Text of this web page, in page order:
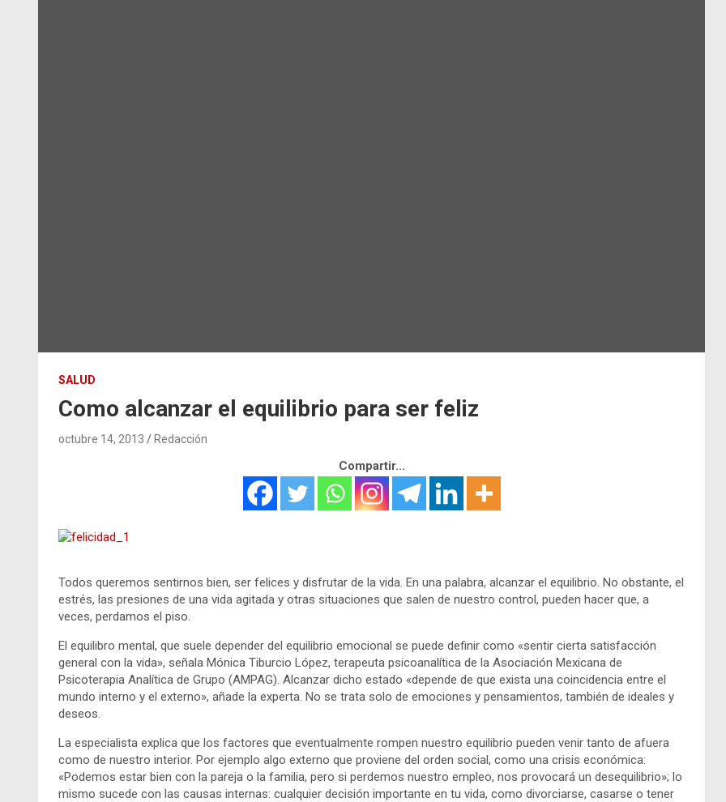
SALUD
Como alcanzar el equilibrio para ser feliz
octubre 14, 2013 Redacción
Compartir...
Todos queremos sentirnos bien, ser felices y disfrutar de la vida. En una palabra, alcanzar el equilibrio. No obstante, el
estrés, las presiones de una vida agitada y otras situaciones que salen de nuestro control, pueden hacer que, a
veces, perdamos el piso.
El equilibro mental, que suele depender del equilibrio emocional se puede definir como «sentir cierta satisfacción
general con la vida», señala Mónica Tiburcio López, terapeuta psicoanalítica de la Asociación Mexicana de
Psicoterapia Analítica de Grupo (AMPAG). Alcanzar dicho estado «depende de que exista una coincidencia entre el
mundo interno y el externo», añade la experta. No se trata solo de emociones y pensamientos, también de ideales y
deseos.
La especialista explica que los factores que eventualmente rompen nuestro equilibrio pueden venir tanto de afuera
como de nuestro interior. Por ejemplo algo externo que proviene del orden social, como una crisis económica:
«Podemos estar bien con la pareja o la familia, pero si perdemos nuestro empleo, nos provocará un desequilibrio»; lo
mismo sucede con las causas internas: cualquier decisión importante en tu vida, como divorciarse, casarse o tener